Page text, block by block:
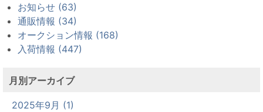
お知らせ (63)
通販情報 (34)
オークション情報 (168)
入荷情報 (447)
月別アーカイブ
2025年9月 (1)